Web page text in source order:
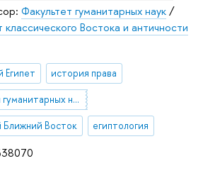
Факультет гуманитарных наук/
классического Востока и античности
Египет история права
история гуманитарных наук
Ближний Восток египтология